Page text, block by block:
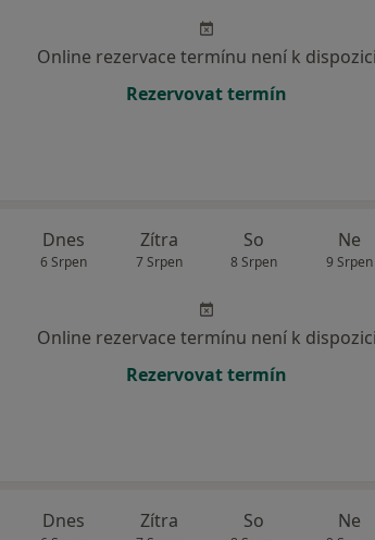
Online rezervace termínu není k dispozici
Rezervovat termín
Dnes
6 Srpen
Zítra
7 Srpen
So
8 Srpen
Ne
9 Srpen
Online rezervace termínu není k dispozici
Rezervovat termín
Dnes Zítra So Ne